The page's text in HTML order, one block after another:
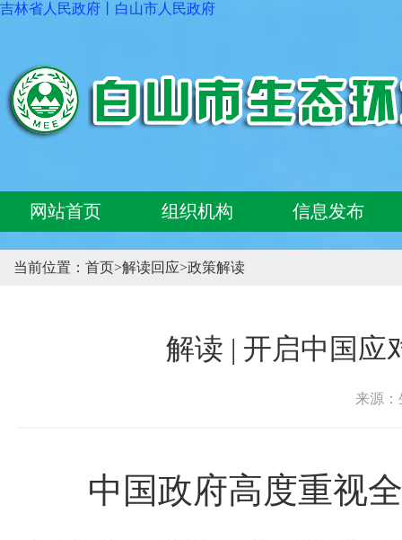
吉林省人民政府 白山市人民政府
网站首页 组织机构 信息发布
当前位置： 首页>解读回应>政策解读
解读 | 开启中国应
来源：
中国政府高度重视全